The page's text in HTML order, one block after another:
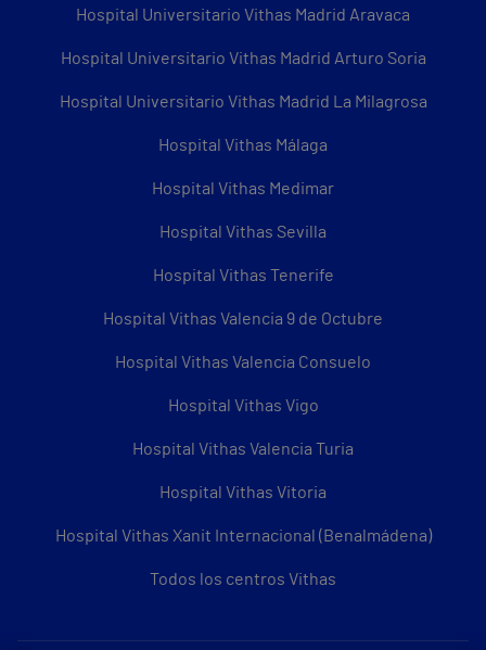
Hospital Universitario Vithas Madrid Aravaca
Hospital Universitario Vithas Madrid Arturo Soria
Hospital Universitario Vithas Madrid La Milagrosa
Hospital Vithas Málaga
Hospital Vithas Medimar
Hospital Vithas Sevilla
Hospital Vithas Tenerife
Hospital Vithas Valencia 9 de Octubre
Hospital Vithas Valencia Consuelo
Hospital Vithas Vigo
Hospital Vithas Valencia Turia
Hospital Vithas Vitoria
Hospital Vithas Xanit Internacional (Benalmádena)
Todos los centros Vithas